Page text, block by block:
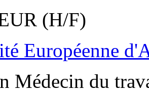
(H/F)
Européenne
Médecin du